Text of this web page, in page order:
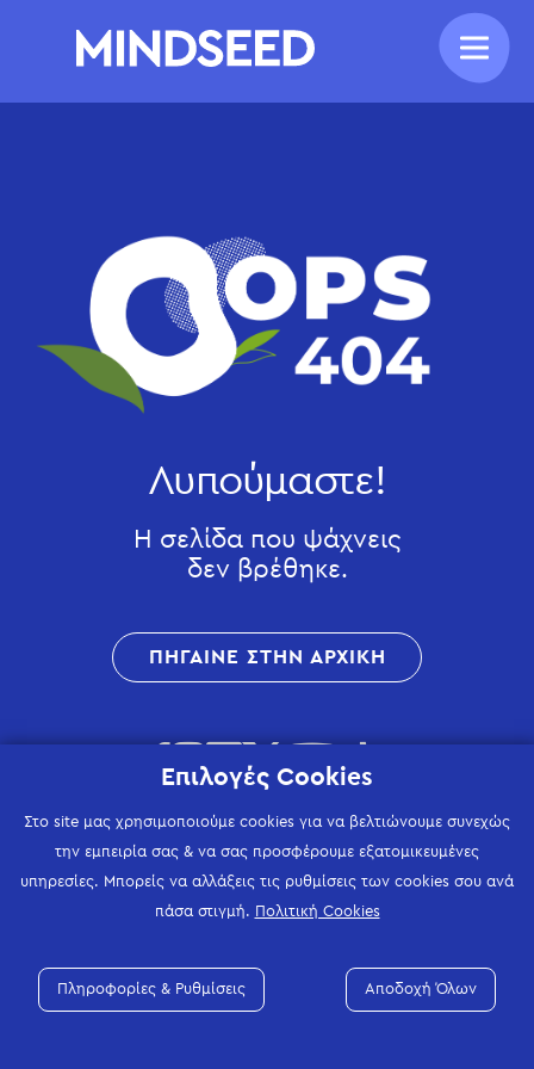
Λυπούμαστε!
Η σελίδα που ψάχνεις
δεν βρέθηκε.
ΠΗΓΑΙΝΕ ΣΤΗΝ ΑΡΧΙΚΗ
Επιλογές Cookies
Στο site μας χρησιμοποιούμε cookies για να βελτιώνουμε συνεχώς
την εμπειρία σας & να σας προσφέρουμε εξατομικευμένες
υπηρεσίες. Μπορείς να αλλάξεις τις ρυθμίσεις των cookies σου ανά
πάσα στιγμή. Πολιτική Cookies
Πληροφορίες & Ρυθμίσεις Αποδοχή Όλων